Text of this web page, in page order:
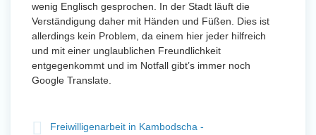
wenig Englisch gesprochen. In der Stadt läuft die
Verständigung daher mit Händen und Füßen. Dies ist
allerdings kein Problem, da einem hier jeder hilfreich
und mit einer unglaublichen Freundlichkeit
entgegenkommt und im Notfall gibt’s immer noch
Google Translate.
Freiwilligenarbeit in Kambodscha -